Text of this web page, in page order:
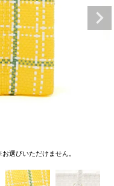
選びいただけません。